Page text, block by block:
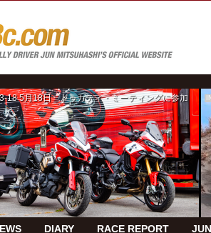
18 5月18日 ドゥカティ・ミーティングに参加
DIARY RACE REPORT